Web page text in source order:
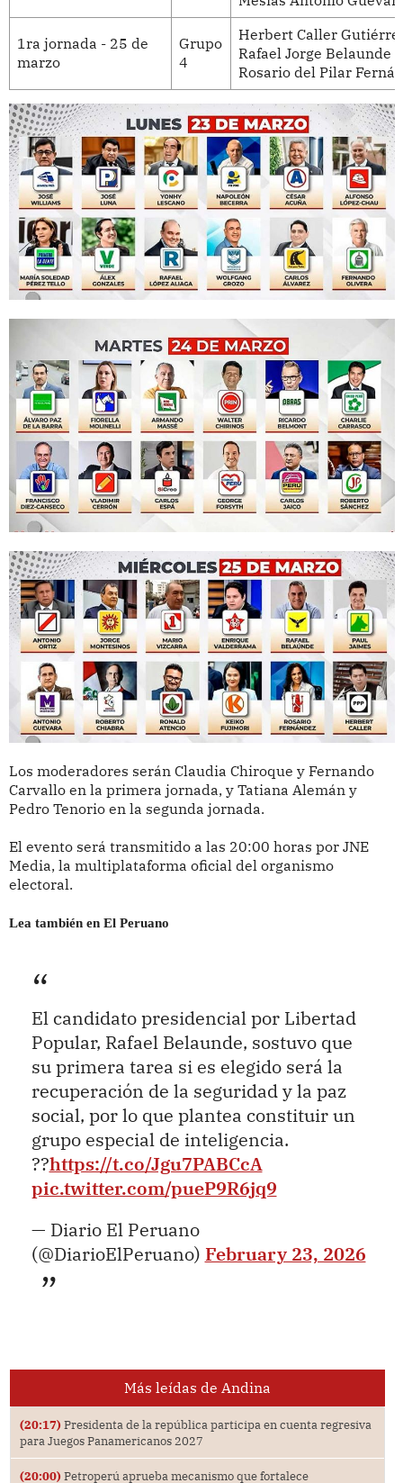
1ra jornada - 25 de
marzo
Grupo
4
Herbert Caller
Rafael Jorge Belaunde
Rosario del Pilar
Los moderadores serán Claudia Chiroque y Fernando
Carvallo en la primera jornada, y Tatiana Alemán y
Pedro Tenorio en la segunda jornada.
El evento será transmitido a las 20:00 horas por JNE
Media, la multiplataforma oficial del organismo
electoral.
Lea también en El Peruano
El candidato presidencial por Libertad
Popular, Rafael Belaunde, sostuvo que
su primera tarea si es elegido será la
recuperación de la seguridad y la paz
social, por lo que plantea constituir un
grupo especial de inteligencia.
??https://t.co/Jgu7PABCcA
pic.twitter.com/pueP9R6jq9
— Diario El Peruano
(@DiarioElPeruano) February 23, 2026
Más leídas de Andina
(20:17) Presidenta de la república participa en cuenta regresiva
para Juegos Panamericanos 2027
(20:00) Petroperú aprueba mecanismo que fortalece